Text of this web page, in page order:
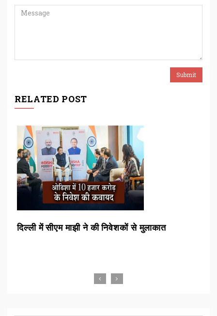
RELATED POST
दिल्ली में सीएम माझी ने की निवेशकों से मुलाकात